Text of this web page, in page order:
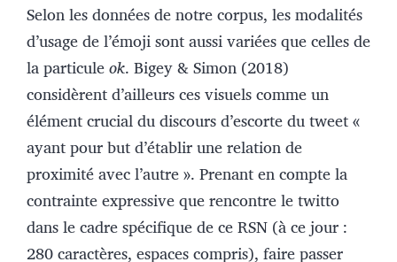
Selon les données de notre corpus, les modalités
d’usage de l’émoji sont aussi variées que celles de
la particuleok. Bigey & Simon (2018)
considèrent d’ailleurs ces visuels comme un
élément crucial du discours d’escorte du tweet «
ayant pour but d’établir une relation de
proximité avec l’autre ». Prenant en compte la
contrainte expressive que rencontre le twitto
dans le cadre spécifique de ce RSN (à ce jour :
280 caractères, espaces compris), faire passer